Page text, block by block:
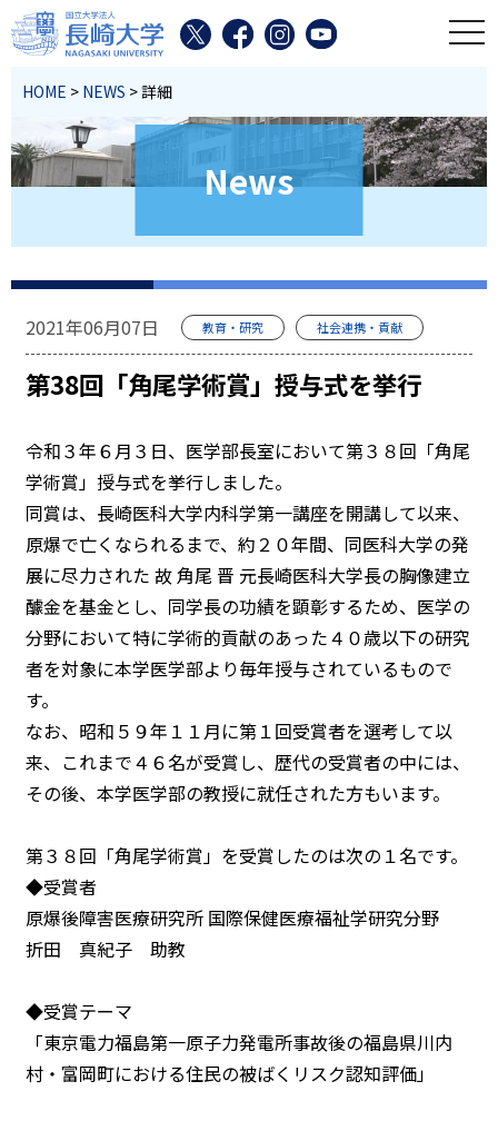
HOME > NEWS > 詳細
News
2021年06月07日 教育・研究 社会連携・貢献
第38回「角尾学術賞」授与式を挙行
令和３年６月３日、医学部長室において第３８回「角尾
学術賞」授与式を挙行しました。
同賞は、長崎医科大学内科学第一講座を開講して以来、
原爆で亡くなられるまで、約２０年間、同医科大学の発
展に尽力された 故 角尾 晋 元長崎医科大学長の胸像建立
醵金を基金とし、同学長の功績を顕彰するため、医学の
分野において特に学術的貢献のあった４０歳以下の研究
者を対象に本学医学部より毎年授与されているもので
す。
なお、昭和５９年１１月に第１回受賞者を選考して以
来、これまで４６名が受賞し、歴代の受賞者の中には、
その後、本学医学部の教授に就任された方もいます。
第３８回「角尾学術賞」を受賞したのは次の１名です。
◆受賞者
原爆後障害医療研究所 国際保健医療福祉学研究分野
折田 真紀子 助教
◆受賞テーマ
「東京電力福島第一原子力発電所事故後の福島県川内
村・富岡町における住民の被ばくリスク認知評価」